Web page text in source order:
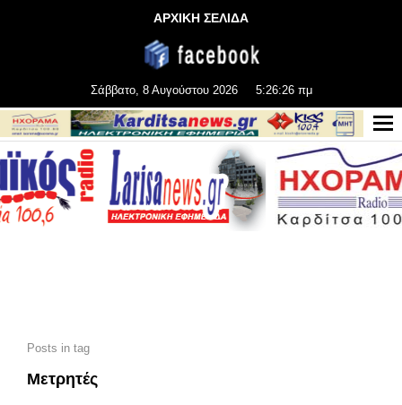
ΑΡΧΙΚΗ ΣΕΛΙΔΑ
Σάββατο, 8 Αυγούστου 2026 5:26:26 πμ
Posts in tag
Μετρητές